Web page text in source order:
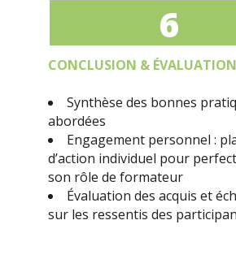
6
CONCLUSION & ÉVALUATION
Synthèse des bonnes
abordées
Engagement personnel :
d’action individuel pour
son rôle de formateur
Évaluation des acquis et
sur les ressentis des